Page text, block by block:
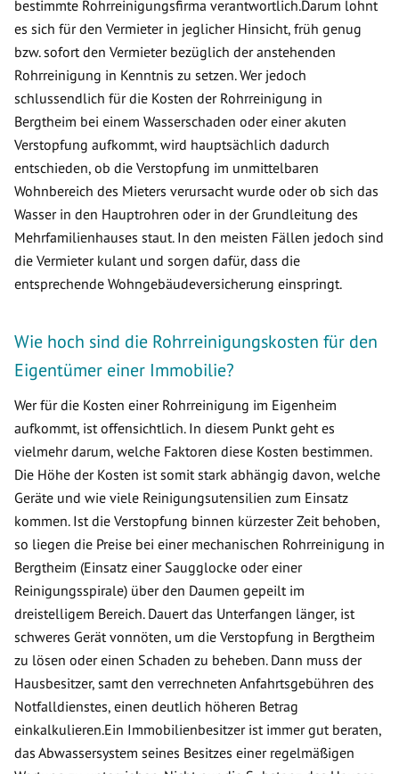
bestimmte Rohrreinigungsfirma verantwortlich.Darum lohnt
es sich für den Vermieter in jeglicher Hinsicht, früh genug
bzw. sofort den Vermieter bezüglich der anstehenden
Rohrreinigung in Kenntnis zu setzen. Wer jedoch
schlussendlich für die Kosten der Rohrreinigung in
Bergtheim bei einem Wasserschaden oder einer akuten
Verstopfung aufkommt, wird hauptsächlich dadurch
entschieden, ob die Verstopfung im unmittelbaren
Wohnbereich des Mieters verursacht wurde oder ob sich das
Wasser in den Hauptrohren oder in der Grundleitung des
Mehrfamilienhauses staut. In den meisten Fällen jedoch sind
die Vermieter kulant und sorgen dafür, dass die
entsprechende Wohngebäudeversicherung einspringt.
Wie hoch sind die Rohrreinigungskosten für den
Eigentümer einer Immobilie?
Wer für die Kosten einer Rohrreinigung im Eigenheim
aufkommt, ist offensichtlich. In diesem Punkt geht es
vielmehr darum, welche Faktoren diese Kosten bestimmen.
Die Höhe der Kosten ist somit stark abhängig davon, welche
Geräte und wie viele Reinigungsutensilien zum Einsatz
kommen. Ist die Verstopfung binnen kürzester Zeit behoben,
so liegen die Preise bei einer mechanischen Rohrreinigung in
Bergtheim (Einsatz einer Saugglocke oder einer
Reinigungsspirale) über den Daumen gepeilt im
dreistelligem Bereich. Dauert das Unterfangen länger, ist
schweres Gerät vonnöten, um die Verstopfung in Bergtheim
zu lösen oder einen Schaden zu beheben. Dann muss der
Hausbesitzer, samt den verrechneten Anfahrtsgebühren des
Notfalldienstes, einen deutlich höheren Betrag
einkalkulieren.Ein Immobilienbesitzer ist immer gut beraten,
das Abwassersystem seines Besitzes einer regelmäßigen